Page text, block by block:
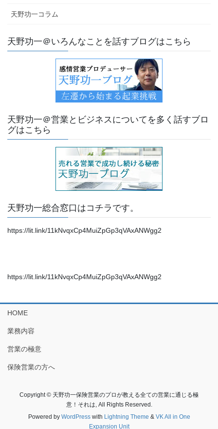
天野功一コラム
天野功一＠いろんなことを話すブログはこちら
天野功一＠営業とビジネスについてを多く話すブロ
グはこちら
天野功一総合窓口はコチラです。
https://lit.link/11kNvqxCp4MuiZpGp3qVAxANWgg2
https://lit.link/11kNvqxCp4MuiZpGp3qVAxANWgg2
HOME
業務内容
営業の極意
保険営業の方へ
Copyright © 天野功一保険営業のプロが教える全ての営業に通じる極
意！それは, All Rights Reserved.
Powered by WordPresswith Lightning Theme & VK All in One
Expansion Unit